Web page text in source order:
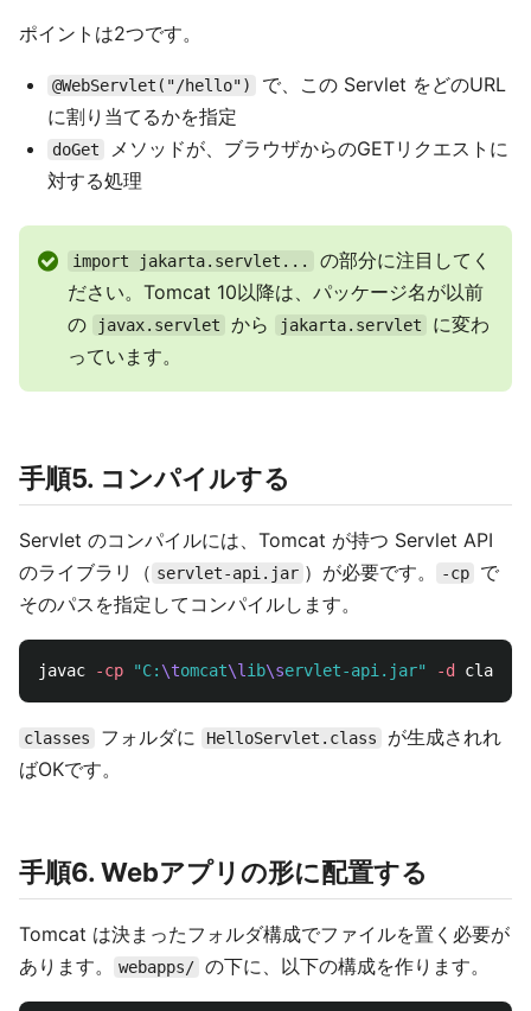
ポイントは2つです。
@WebServlet("/hello")
で、この Servlet をどのURL
に割り当てるかを指定
doGet
メソッドが、ブラウザからのGETリクエストに
対する処理
import jakarta.servlet...
の部分に注目してく
ださい。Tomcat 10以降は、パッケージ名が以前
の
javax.servlet から jakarta.servlet
に変わ
っています。
手順5. コンパイルする
Servlet のコンパイルには、Tomcat が持つ Servlet API
のライブラリ（ servlet-api.jar ）が必要です。 -cp
で
そのパスを指定してコンパイルします。
javac -cp "C: \tomcat\l ib\servlet-api.jar" -d
classes フォルダに HelloServlet.class
が生成されれ
ばOKです。
手順6. Webアプリの形に配置する
Tomcat は決まったフォルダ構成でファイルを置く必要が
あります。
webapps/ の下に、以下の構成を作ります。